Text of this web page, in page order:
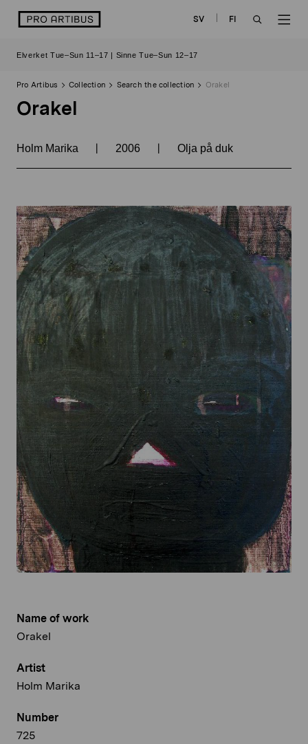
logo SV
FI
Elverket Tue–Sun 11–17 | Sinne Tue–Sun 12–17
Pro Artibus Collection Search the collection Orakel
Orakel
Holm Marika | 2006 | Olja på duk
Name of work
Orakel
Artist
Holm Marika
Number
725